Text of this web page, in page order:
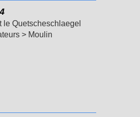
Quetscheschlaegel
> Moulin